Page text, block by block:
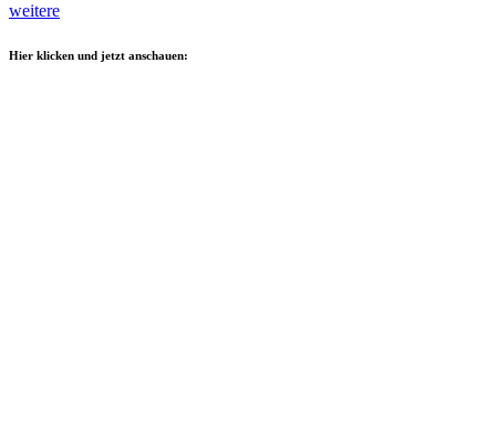
weitere
Hier klicken und jetzt anschauen: